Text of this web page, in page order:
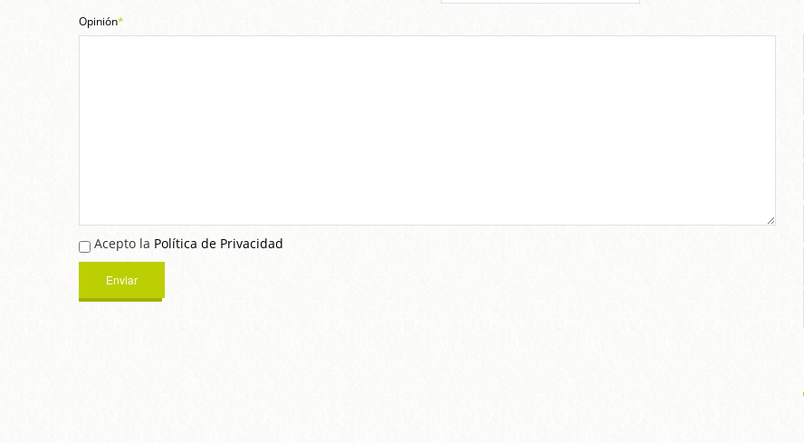
Opinión*
Acepto la Política de Privacidad